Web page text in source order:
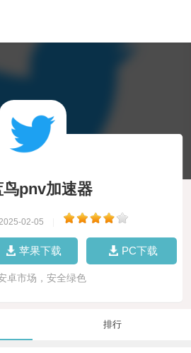
鸟pnv加速器
02-05
苹果下载 PC下载
卓市场，安全绿色
排行